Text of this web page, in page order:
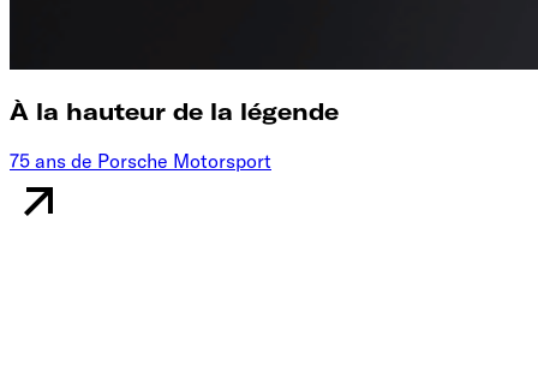
À la hauteur de la légende
75 ans de Porsche Motorsport